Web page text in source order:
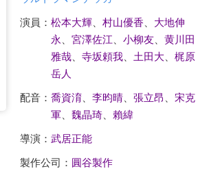
演員： 松本大輝、 村山優香
大地伸
永
宮澤佐江 小柳友、 黄川田
雅哉、 寺坂頼我、 土田大、 梶原
岳人
配音： 喬資淯、 李昀晴、 張立昂
宋克
軍、 魏晶琦、 賴緯
導演： 武居正能
製作公司： 圓谷製作